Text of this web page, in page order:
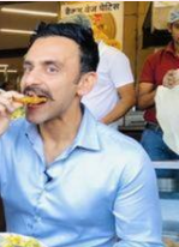
छोड़
गौतम